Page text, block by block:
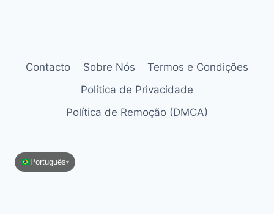
Contacto Sobre Nós
Termos e Condições
Política de Privacidade
Política de Remoção (DMCA)
Português▾